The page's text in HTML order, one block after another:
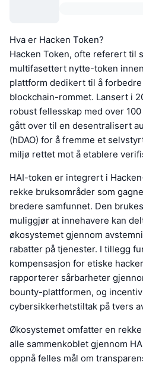
Hva er Hacken Token?
Hacken Token, ofte referert til
multifasettert nytte-token
plattform dedikert til å
blockchain-rommet. Lansert i
robust fellesskap med over
gått over til en desentralisert
(hDAO) for å fremme et
miljø rettet mot å etablere
HAI-token er integrert i
rekke bruksområder som
bredere samfunnet. Den
muliggjør at innehavere kan
økosystemet gjennom
rabatter på tjenester. I tillegg
kompensasjon for etiske
rapporterer sårbarheter
bounty-plattformen, og
cybersikkerhetstiltak på tvers
Økosystemet omfatter en
alle sammenkoblet gjennom
oppnå felles mål om